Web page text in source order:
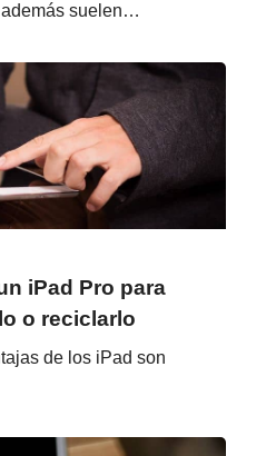
suelen…
iPad Pro para
o reciclarlo
de los iPad son